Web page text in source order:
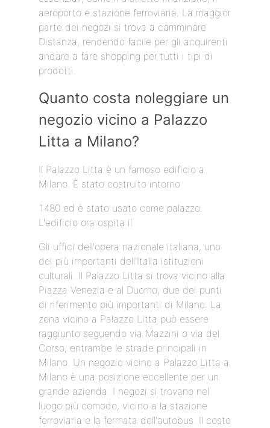
aeroporto e stazione ferroviaria. La maggior
parte dei negozi si trova a camminare
Distanza, rendendo facile per gli acquirenti
andare a fare shopping per tutti i tipi di
prodotti.
Quanto costa noleggiare un
negozio vicino a Palazzo
Litta a Milano?
Il Palazzo Litta è un famoso edificio a
Milano. È stato costruito intorno
1480 ed è stato usato come palazzo.
L'edificio ora ospita il
Gli uffici dell'opera nazionale italiana, uno
dei più importanti dell'Italia istituzioni
culturali. Il Palazzo Litta si trova vicino alla
Piazza Venezia e al Duomo, due dei punti
di riferimento più importanti di Milano. La
zona vicino a Palazzo Litta può essere
raggiunto seguendo via Mazzini o via del
Corso, entrambe le strade principali in
Milano. Un negozio vicino a Palazzo Litta a
Milano è una posizione eccellente per un
grande azienda. I negozi si trovano nel
luogo più comodo, vicino a la stazione
ferroviaria e la fermata dell'autobus. Il costo